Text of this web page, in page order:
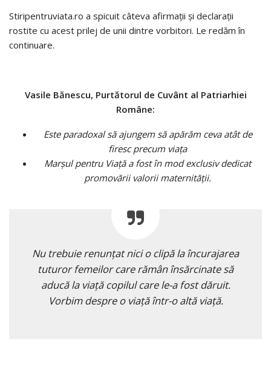
Stiripentruviata.ro a spicuit câteva afirmaţii şi declaraţii
rostite cu acest prilej de unii dintre vorbitori. Le redăm în
continuare.
Vasile Bănescu, Purtătorul de Cuvânt al Patriarhiei
Române:
Este paradoxal să ajungem să apărăm ceva atât de
firesc precum viaţa
Marşul pentru Viaţă a fost în mod exclusiv dedicat
promovării valorii maternităţii.
Nu trebuie renunțat nici o clipă la încurajarea
tuturor femeilor care rămân însărcinate să
aducă la viață copilul care le-a fost dăruit.
Vorbim despre o viață într-o altă viață.